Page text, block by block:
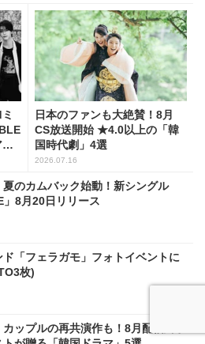
日本のファンも大絶賛！8月
CS放送開始 ★4.0以上の「韓
国時代劇」4選
2026.07.16
夏のカムバック始動！新シングル
」8月20日リリース
「フェラガモ」フォトイベントに
枚)
カップルの再共演作も！8月配信終了